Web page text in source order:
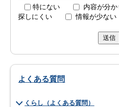
特にない 内容が分
探しにくい
情報が少ない
送信
よくある質問
くらし（よくある質問）